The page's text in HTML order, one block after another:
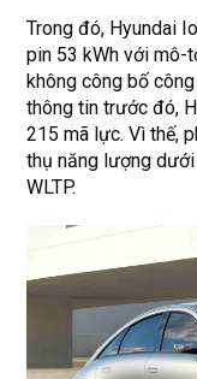
Trong đó, Hyundai
pin 53 kWh với mô-
không công bố
thông tin trước đó,
215 mã lực. Vì thế,
thụ năng lượng
WLTP.